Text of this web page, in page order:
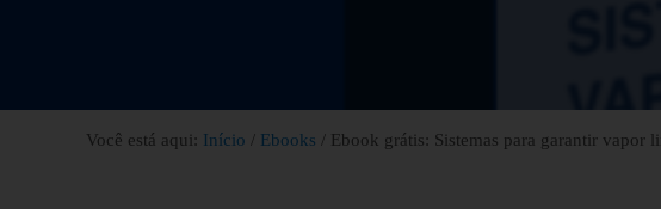
Você está aqui: Início / Ebooks / Ebook grátis: Sistemas para garantir vapor